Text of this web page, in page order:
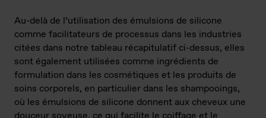
Au-delà de l’utilisation des émulsions de silicone
comme facilitateurs de processus dans les industries
citées dans notre tableau récapitulatif ci-dessus, elles
sont également utilisées comme ingrédients de
formulation dans les cosmétiques et les produits de
soins corporels, en particulier dans les shampooings,
où les émulsions de silicone donnent aux cheveux une